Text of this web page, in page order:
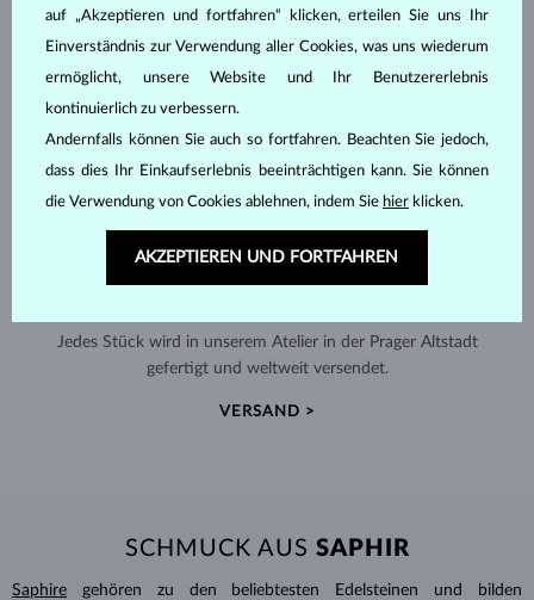
Jedes Stück wird in unserem Atelier in der Prager Altstadt
gefertigt und weltweit versendet.
VERSAND >
SCHMUCK AUS SAPHIR
Saphire gehören zu den beliebtesten Edelsteinen und bilden
auf „Akzeptieren und fortfahren“ klicken, erteilen Sie uns Ihr
Einverständnis zur Verwendung aller Cookies, was uns wiederum
ermöglicht, unsere Website und Ihr Benutzererlebnis
kontinuierlich zu verbessern.
Andernfalls können Sie auch so fortfahren. Beachten Sie jedoch,
dass dies Ihr Einkaufserlebnis beeinträchtigen kann. Sie können
die Verwendung von Cookies ablehnen, indem Sie hier klicken.
AKZEPTIEREN UND FORTFAHREN